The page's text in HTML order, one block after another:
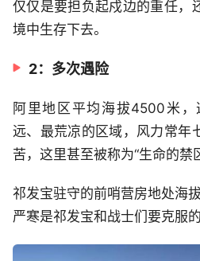
仅仅是要担负起戍边的重任，
境中生存下去。
2：多次遇险
阿里地区平均海拔4500米
远、最荒凉的区域，风力常年
苦，这里甚至被称为“生命的禁区
祁发宝驻守的前哨营房地处海
严寒是祁发宝和战士们要克服的